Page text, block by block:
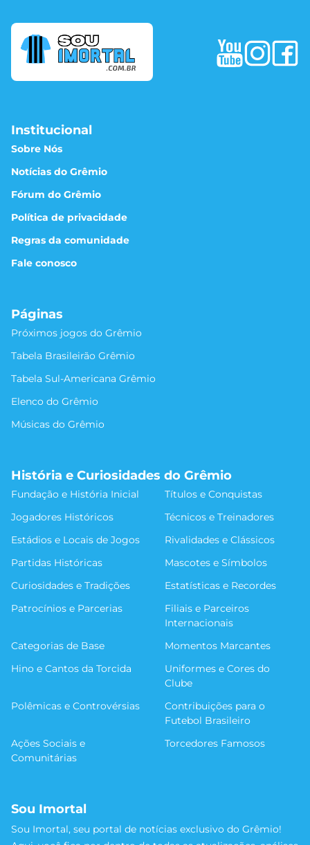
Institucional
Sobre Nós
Notícias do Grêmio
Fórum do Grêmio
Política de privacidade
Regras da comunidade
Fale conosco
Páginas
Próximos jogos do Grêmio
Tabela Brasileirão Grêmio
Tabela Sul-Americana Grêmio
Elenco do Grêmio
Músicas do Grêmio
História e Curiosidades do Grêmio
Fundação e História Inicial
Títulos e Conquistas
Jogadores Históricos
Técnicos e Treinadores
Estádios e Locais de Jogos
Rivalidades e Clássicos
Partidas Históricas
Mascotes e Símbolos
Curiosidades e Tradições
Estatísticas e Recordes
Patrocínios e Parcerias
Filiais e Parceiros
Internacionais
Categorias de Base
Momentos Marcantes
Hino e Cantos da Torcida
Uniformes e Cores do
Clube
Polêmicas e Controvérsias
Contribuições para o
Futebol Brasileiro
Ações Sociais e
Comunitárias
Torcedores Famosos
Sou Imortal
Sou Imortal, seu portal de notícias exclusivo do Grêmio!